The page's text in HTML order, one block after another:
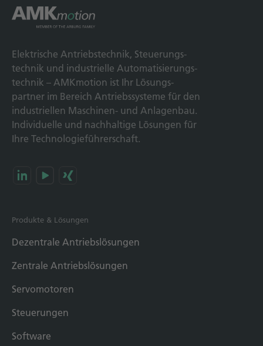
Elek­trische Antriebs­technik, Steuerungs­
technik und indus­trielle Automatisierungs­
technik – AMKmotion ist Ihr Lösungs­
partner im Bereich Antriebs­systeme für den
industriellen Maschinen- und Anlagen­bau.
Individuelle und nach­haltige Lösungen für
Ihre Technologie­führerschaft.
Produkte & Lösungen
Dezentrale Antriebslösungen
Zentrale Antriebslösungen
Servomotoren
Steuerungen
Software